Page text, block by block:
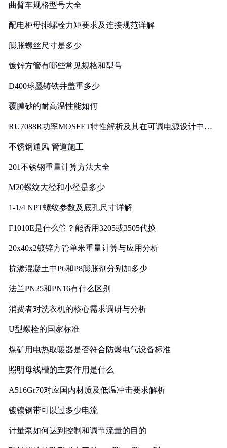
曲臂车规格型号大全
配电柜母排螺栓力矩要求及连接规范详解
膨胀螺丝尺寸是多少
镀锌方管有哪些常见规格和型号
D400球墨铸铁井盖重多少
覆膜砂的耐高温性能如何
RU7088R功率MOSFET特性解析及其在可调电源设计中的
不锈钢通风 管道施工
201不锈钢重量计算方法大全
M20螺纹大径和小径是多少
1-1/4 NPT螺纹参数及底孔尺寸详解
F1010E是什么管？能否用3205或3505代换
20x40x2镀锌方管单米重量计算与应用分析
抗渗混凝土中P6和P8膨胀剂分别加多少
法兰PN25和PN16有什么区别
消费者对洗衣机的核心需求调研与分析
U型螺栓的国家标准
煤矿用电热取暖器是否符合防爆电气设备标准
照明母线槽的主要作用是什么
A516Gr70对应国内材质及低温冲击要求解析
镀镍钢带可以过多少电流
计量泵如何达到控制和调节流量的目的